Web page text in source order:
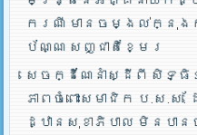
ករណី មានចម្ងល់ក្នុង
ប័ណ្ណ សញ្ជាតិខ្មែរ
សេចក្ដីណែនាំស្ដីពី សិទ្ធិ
ភាពចំពោះសមាជិក ប.ស.ស
ដ្ឋានសុខាភិបាល មិនបា